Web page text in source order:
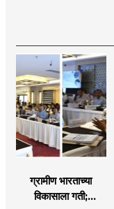
ग्रामीण भारताच्या
विकासाला गती;